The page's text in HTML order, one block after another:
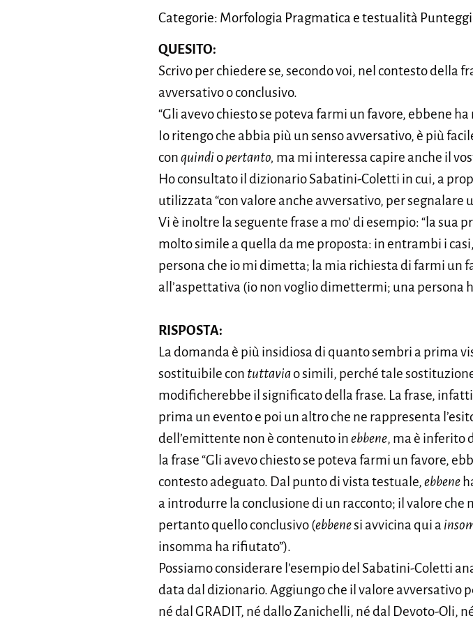
Categorie: Morfologia Pragmatica e testualità
QUESITO:
Scrivo per chiedere se, secondo voi, nel contesto della
avversativo o conclusivo.
“Gli avevo chiesto se poteva farmi un favore, ebbene ha
Io ritengo che abbia più un senso avversativo, è più
conquindiopertanto, ma mi interessa capire anche il
Ho consultato il dizionario Sabatini-Coletti in cui, a
utilizzata “con valore anche avversativo, per segnalare
Vi è inoltre la seguente frase a mo’ di esempio: “la sua
molto simile a quella da me proposta: in entrambi i
persona che io mi dimetta; la mia richiesta di farmi un
all’aspettativa (io non voglio dimettermi; una persona
RISPOSTA:
La domanda è più insidiosa di quanto sembri a prima
sostituibile con tuttaviao simili, perché tale
modificherebbe il significato della frase. La frase,
prima un evento e poi un altro che ne rappresenta
dell’emittente non è contenuto inebbene, ma è inferito
la frase “Gli avevo chiesto se poteva farmi un favore,
contesto adeguato. Dal punto di vista testuale,ebbene
a introdurre la conclusione di un racconto; il valore che
pertanto quello conclusivo (ebbenesi avvicina qui a
insomma ha rifiutato”).
Possiamo considerare l’esempio del Sabatini-Coletti
data dal dizionario. Aggiungo che il valore avversativo
né dal GRADIT, né dallo Zanichelli, né dal Devoto-Oli,